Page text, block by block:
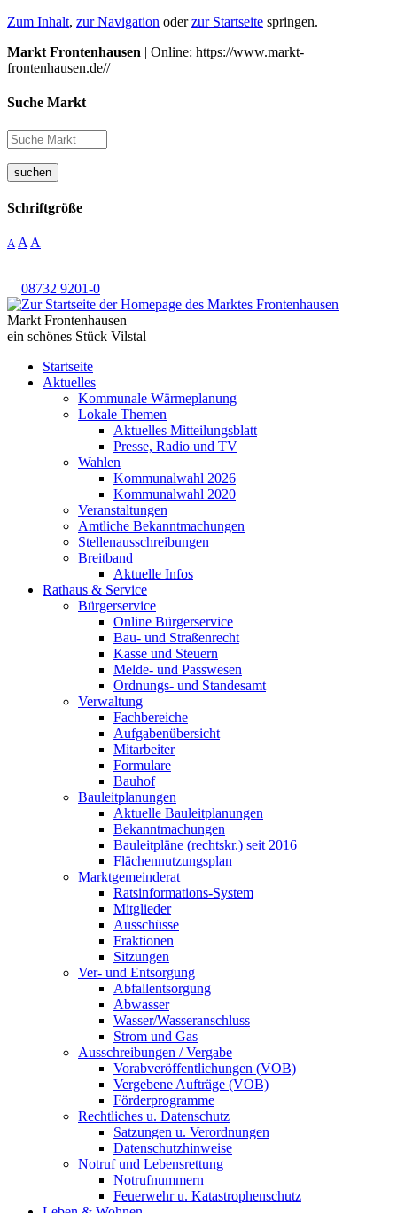
Zum Inhalt, zur Navigation oderzur Startseite springen.
Markt Frontenhausen | Online: https://www.markt-
frontenhausen.de//
Suche Markt
suchen
Schriftgröße
A A A
08732 9201-0
Markt Frontenhausen
ein schönes Stück Vilstal
Startseite
Aktuelles
Kommunale Wärmeplanung
Lokale Themen
Aktuelles Mitteilungsblatt
Presse, Radio und TV
Wahlen
Kommunalwahl 2026
Kommunalwahl 2020
Veranstaltungen
Amtliche Bekanntmachungen
Stellenausschreibungen
Breitband
Aktuelle Infos
Rathaus & Service
Bürgerservice
Online Bürgerservice
Bau- und Straßenrecht
Kasse und Steuern
Melde- und Passwesen
Ordnungs- und Standesamt
Verwaltung
Fachbereiche
Aufgabenübersicht
Mitarbeiter
Formulare
Bauhof
Bauleitplanungen
Aktuelle Bauleitplanungen
Bekanntmachungen
Bauleitpläne (rechtskr.) seit 2016
Flächennutzungsplan
Marktgemeinderat
Ratsinformations-System
Mitglieder
Ausschüsse
Fraktionen
Sitzungen
Ver- und Entsorgung
Abfallentsorgung
Abwasser
Wasser/Wasseranschluss
Strom und Gas
Ausschreibungen / Vergabe
Vorabveröffentlichungen (VOB)
Vergebene Aufträge (VOB)
Förderprogramme
Rechtliches u. Datenschutz
Satzungen u. Verordnungen
Datenschutzhinweise
Notruf und Lebensrettung
Notrufnummern
Feuerwehr u. Katastrophenschutz